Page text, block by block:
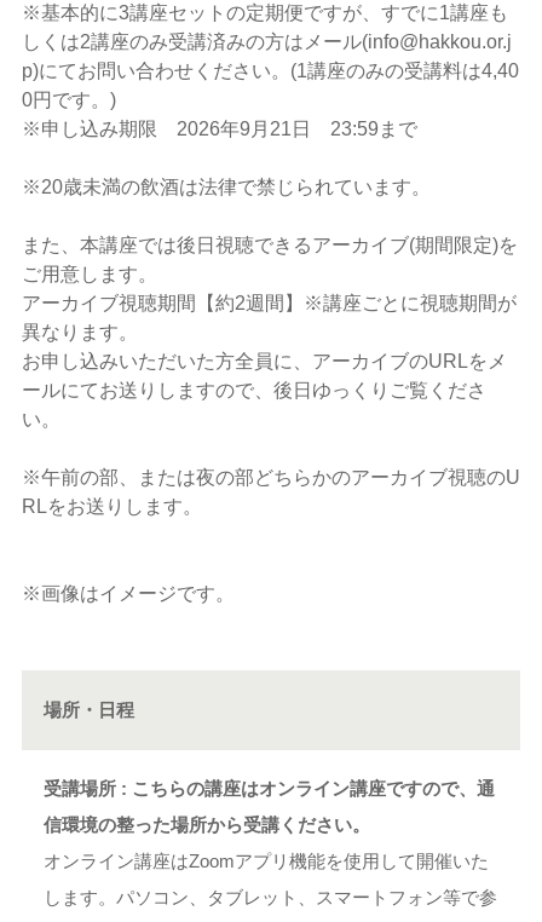
※基本的に3講座セットの定期便ですが、すでに1講座も
しくは2講座のみ受講済みの方はメール(info@hakkou.or.j
p)にてお問い合わせください。(1講座のみの受講料は4,40
0円です。)
※申し込み期限 2026年9月21日 23:59まで
※20歳未満の飲酒は法律で禁じられています。
また、本講座では後日視聴できるアーカイブ(期間限定)を
ご用意します。
アーカイブ視聴期間【約2週間】※講座ごとに視聴期間が
異なります。
お申し込みいただいた方全員に、アーカイブのURLをメ
ールにてお送りしますので、後日ゆっくりご覧くださ
い。
※午前の部、または夜の部どちらかのアーカイブ視聴のU
RLをお送りします。
※画像はイメージです。
場所・日程
受講場所 : こちらの講座はオンライン講座ですので、通
信環境の整った場所から受講ください。
オンライン講座はZoomアプリ機能を使用して開催いた
します。パソコン、タブレット、スマートフォン等で参